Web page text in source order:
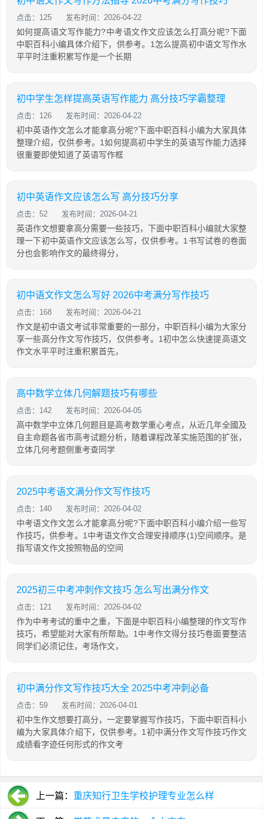
点击：125 发布时间：2026-04-22
如何提高语文写作能力?中考语文作文应该怎么打高分呢?下面
中职百科小编具体介绍下，供参考。1怎么提高初中语文写作水
平平时注重积累写作是一个长期
初中学生怎样提高英语写作能力 高分技巧学霸整理
点击：126 发布时间：2026-04-22
初中英语作文怎么才能拿高分呢?下面中职百科小编为大家具体
整理介绍，仅供参考。1如何提高初中学生的英语写作能力选择
很重要即使知道了英语写作框
初中英语作文应该怎么写 高分技巧分享
点击：52 发布时间：2026-04-21
英语作文想要拿高分需要一些技巧，下面中职百科小编就大家整
理一下初中英语作文应该怎么写，仅供参考。1书写试卷的卷面
分也会影响作文的最终得分，
初中语文作文怎么写好 2026中考满分写作技巧
点击：168 发布时间：2026-04-21
作文是初中语文考试非常重要的一部分，中职百科小编为大家分
享一些高分作文写作技巧，仅供参考。1初中怎么快速提高语文
作文水平平时注重积累首先，
高中数学立体几何解题技巧有哪些
点击：142 发布时间：2026-04-05
高中数学中立体几何题目是高考数学重心考点，从近几年全國及
自主命题各省市高考试题分析，随着课程改革实施范围的扩张，
立体几何考题侧重考查同学
2025中考语文满分作文写作技巧
点击：140 发布时间：2026-04-02
中考语文作文怎么才能拿高分呢?下面中职百科小编介绍一些写
作技巧，供参考。1中考语文作文合理安排顺序(1)空间顺序。是
指写语文作文按照物品的空间
2025初三中考冲刺作文技巧 怎么写出满分作文
点击：121 发布时间：2026-04-02
作为中考考试的重中之重，下面是中职百科小编整理的作文写作
技巧，希望能对大家有所帮助。1中考作文得分技巧卷面要整洁
同学们必须记住，考场作文，
初中满分作文写作技巧大全 2025中考冲刺必备
点击：59 发布时间：2026-04-01
初中生作文想要打高分，一定要掌握写作技巧，下面中职百科小
编为大家具体介绍下，仅供参考。1初中满分作文写作技巧作文
成绩看字迹任何形式的作文考
上一篇： 重庆知行卫生学校护理专业怎么样